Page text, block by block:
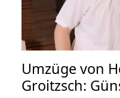
Umzüge von
Groitzsch: